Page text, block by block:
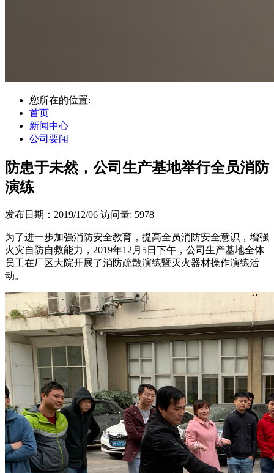
您所在的位置:
首页
新闻中心
公司要闻
防患于未然，公司生产基地举行全员消防
演练
发布日期：2019/12/06 访问量: 5978
为了进一步加强消防安全教育，提高全员消防安全意识，增强
火灾自防自救能力，2019年12月5日下午，公司生产基地全体
员工在厂区大院开展了消防疏散演练暨灭火器材操作演练活
动。